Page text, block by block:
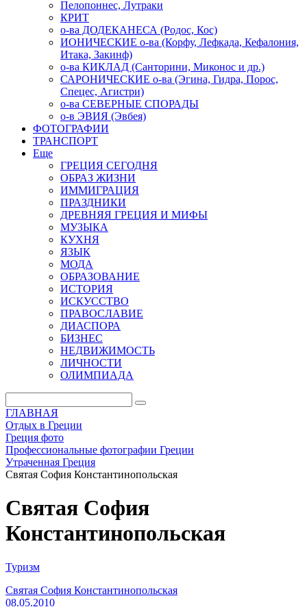
Пелопоннес, Лутраки
КРИТ
о-ва ДОДЕКАНЕСА (Родос, Кос)
ИОНИЧЕСКИЕ о-ва (Корфу, Лефкада, Кефалония,
Итака, Закинф)
о-ва КИКЛАД (Санторини, Миконос и др.)
САРОНИЧЕСКИЕ о-ва (Эгина, Гидра, Порос,
Спецес, Агистри)
о-ва СЕВЕРНЫЕ СПОРАДЫ
о-в ЭВИЯ (Эвбея)
ФОТОГРАФИИ
ТРАНСПОРТ
Еще
ГРЕЦИЯ СЕГОДНЯ
ОБРАЗ ЖИЗНИ
ИММИГРАЦИЯ
ПРАЗДНИКИ
ДРЕВНЯЯ ГРЕЦИЯ И МИФЫ
МУЗЫКА
КУХНЯ
ЯЗЫК
МОДА
ОБРАЗОВАНИЕ
ИСТОРИЯ
ИСКУССТВО
ПРАВОСЛАВИЕ
ДИАСПОРА
БИЗНЕС
НЕДВИЖИМОСТЬ
ЛИЧНОСТИ
ОЛИМПИАДА
ГЛАВНАЯ
Отдых в Греции
Греция фото
Профессиональные фотографии Греции
Утраченная Греция
Святая София Константинопольская
Святая София
Константинопольская
Туризм
Святая София Константинопольская
08.05.2010